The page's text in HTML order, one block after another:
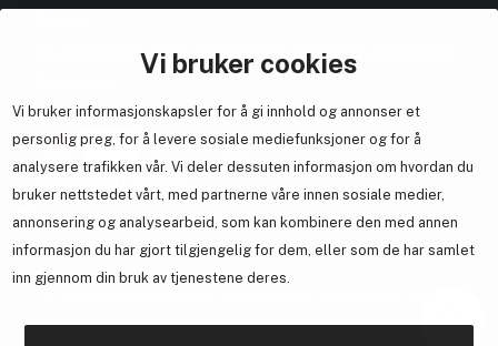
Vi bruker cookies
Vi bruker informasjonskapsler for å gi innhold og annonser et
personlig preg, for å levere sosiale mediefunksjoner og for å
analysere trafikken vår. Vi deler dessuten informasjon om hvordan du
bruker nettstedet vårt, med partnerne våre innen sosiale medier,
annonsering og analysearbeid, som kan kombinere den med annen
informasjon du har gjort tilgjengelig for dem, eller som de har samlet
inn gjennom din bruk av tjenestene deres.
Bli medlem helt gratis - få poeng og eksklusive rabattkoder.
Samarbeid med oss
En del avBrandsdal Group AS
her.